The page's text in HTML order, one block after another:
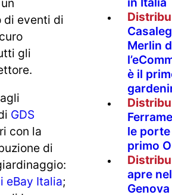
di eventi di
gli
GDS
con la
di
eBay Italia;
Merlin
è il
le
primo
apre
Genova